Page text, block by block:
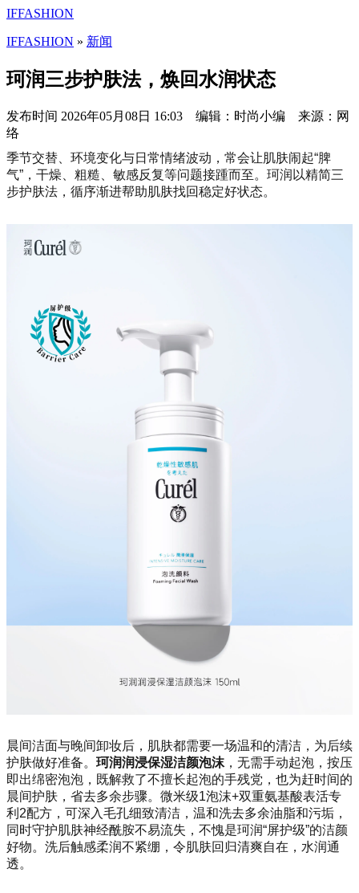
IFFASHION
IFFASHION » 新闻
珂润三步护肤法，焕回水润状态
发布时间 2026年05月08日 16:03 编辑：时尚小编 来源：网
络
季节交替、环境变化与日常情绪波动，常会让肌肤闹起“脾
气”，干燥、粗糙、敏感反复等问题接踵而至。珂润以精简三
步护肤法，循序渐进帮助肌肤找回稳定好状态。
晨间洁面与晚间卸妆后， 肌肤都需要一场温和的清洁，为后续
护肤做好准备。 珂润润浸保湿洁颜泡沫 ， 无需手动起泡，按压
即出绵密泡泡，既解救了不擅长起泡的手残党，也为赶时间的
晨间护肤，省去多余步骤。 微米级1泡沫+双重氨基酸表活专
利2配方，可深入毛孔细致清洁，温和洗去多余油脂和污垢，
同时守护肌肤神经酰胺不易流失，不愧是珂润“屏护级”的洁颜
好物。洗后触感柔润不紧绷，令肌肤回归清爽自在，水润通
透。